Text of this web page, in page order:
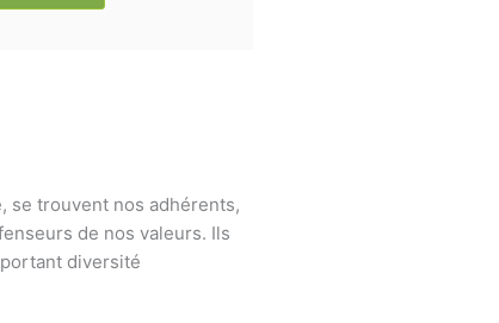
se trouvent nos adhérents,
de nos valeurs. Ils
diversité